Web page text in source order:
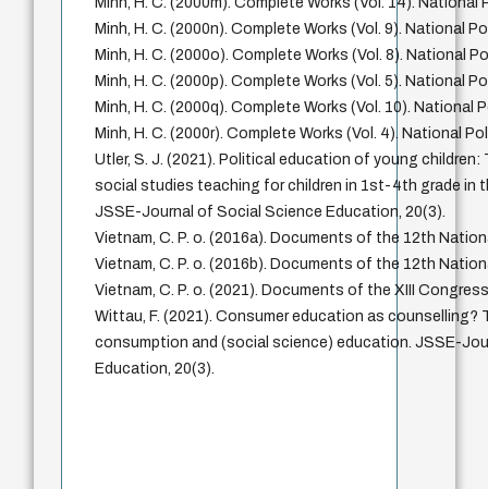
Minh, H. C. (2000n). Complete Works (Vol. 9). National
Minh, H. C. (2000o). Complete Works (Vol. 8). National
Minh, H. C. (2000p). Complete Works (Vol. 5). National
Minh, H. C. (2000q). Complete Works (Vol. 10). National
Minh, H. C. (2000r). Complete Works (Vol. 4). National
Utler, S. J. (2021). Political education of young
social studies teaching for children in 1st-4th grade in
JSSE-Journal of Social Science Education, 20(3).
Vietnam, C. P. o. (2016a). Documents of the 12th
Vietnam, C. P. o. (2016b). Documents of the 12th
Vietnam, C. P. o. (2021). Documents of the XIII
Wittau, F. (2021). Consumer education as counselling?
consumption and (social science) education. JSSE-
Education, 20(3).